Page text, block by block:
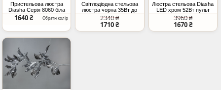
Пристельова люстра
Diasha Серія 8060 біла
LED 95Вт пульт дімер
1640 ₴ Обрати колір
Світлодіодна стельова
люстра чорна 35Вт до
6м²
2340 ₴
1710 ₴
Люстра стельова Diasha
LED хром 52Вт пульт
3960 ₴
1670 ₴